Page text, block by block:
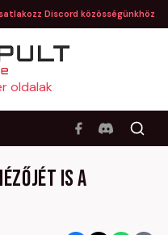
Discord közösségünkhöz
is a